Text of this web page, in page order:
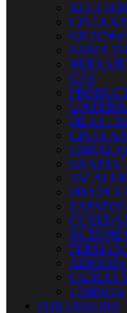
CINTA
KOMA
GAS
PILAS -
CINTA
GRAPAS
SIMON
CABLES
TIMBRES
FONTANERIA